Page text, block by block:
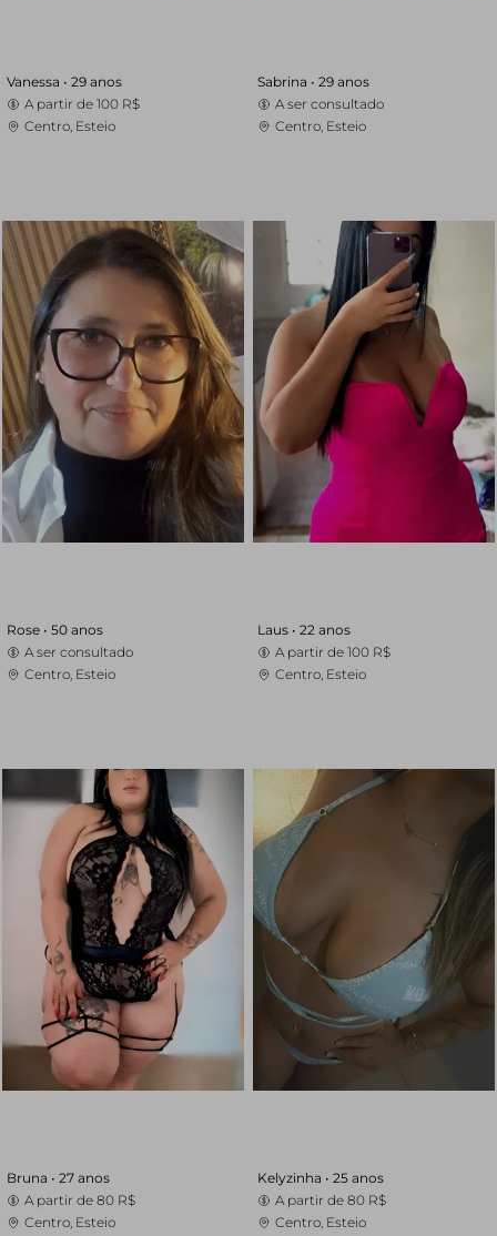
Vanessa • 29 anos
A partir de 100 R$
Centro, Esteio
Sabrina • 29 anos
A ser consultado
Centro, Esteio
Rose • 50 anos
A ser consultado
Centro, Esteio
Laus • 22 anos
A partir de 100 R$
Centro, Esteio
Bruna • 27 anos
A partir de 80 R$
Centro, Esteio
Kelyzinha • 25 anos
A partir de 80 R$
Centro, Esteio